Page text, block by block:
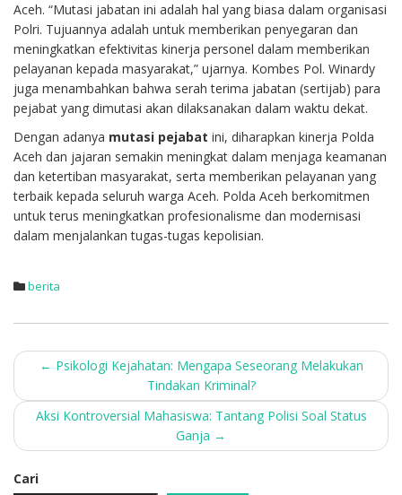
Aceh. “Mutasi jabatan ini adalah hal yang biasa dalam organisasi
Polri. Tujuannya adalah untuk memberikan penyegaran dan
meningkatkan efektivitas kinerja personel dalam memberikan
pelayanan kepada masyarakat,” ujarnya. Kombes Pol. Winardy
juga menambahkan bahwa serah terima jabatan (sertijab) para
pejabat yang dimutasi akan dilaksanakan dalam waktu dekat.
Dengan adanya mutasi pejabat ini, diharapkan kinerja Polda
Aceh dan jajaran semakin meningkat dalam menjaga keamanan
dan ketertiban masyarakat, serta memberikan pelayanan yang
terbaik kepada seluruh warga Aceh. Polda Aceh berkomitmen
untuk terus meningkatkan profesionalisme dan modernisasi
dalam menjalankan tugas-tugas kepolisian.
berita
Post
navigation
← Psikologi Kejahatan: Mengapa Seseorang Melakukan
Tindakan Kriminal?
Aksi Kontroversial Mahasiswa: Tantang Polisi Soal Status
Ganja →
Cari